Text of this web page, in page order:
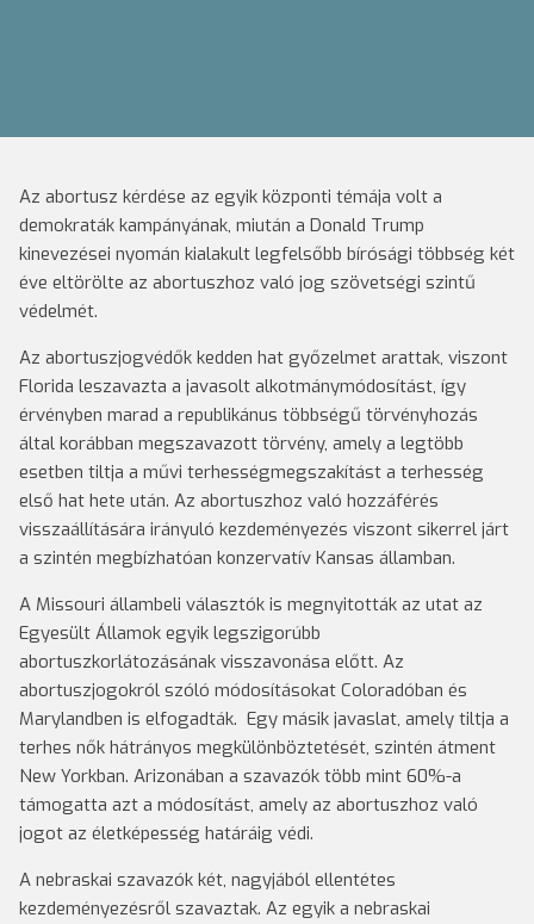
Az abortusz kérdése az egyik központi témája volt a
demokraták kampányának, miután a Donald Trump
kinevezései nyomán kialakult legfelsőbb bírósági többség két
éve eltörölte az abortuszhoz való jog szövetségi szintű
védelmét.
Az abortuszjogvédők kedden hat győzelmet arattak, viszont
Florida leszavazta a javasolt alkotmánymódosítást, így
érvényben marad a republikánus többségű törvényhozás
által korábban megszavazott törvény, amely a legtöbb
esetben tiltja a művi terhességmegszakítást a terhesség
első hat hete után. Az abortuszhoz való hozzáférés
visszaállítására irányuló kezdeményezés viszont sikerrel járt
a szintén megbízhatóan konzervatív Kansas államban.
A Missouri állambeli választók is megnyitották az utat az
Egyesült Államok egyik legszigorúbb
abortuszkorlátozásának visszavonása előtt. Az
abortuszjogokról szóló módosításokat Coloradóban és
Marylandben is elfogadták. Egy másik javaslat, amely tiltja a
terhes nők hátrányos megkülönböztetését, szintén átment
New Yorkban. Arizonában a szavazók több mint 60%-a
támogatta azt a módosítást, amely az abortuszhoz való
jogot az életképesség határáig védi.
A nebraskai szavazók két, nagyjából ellentétes
kezdeményezésről szavaztak. Az egyik a nebraskai